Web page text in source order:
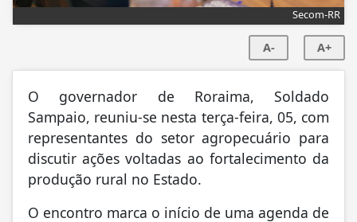
Secom-RR
A- A+
O governador de Roraima, Soldado
Sampaio, reuniu-se nesta terça-feira, 05, com
representantes do setor agropecuário para
discutir ações voltadas ao fortalecimento da
produção rural no Estado.
O encontro marca o início de uma agenda de